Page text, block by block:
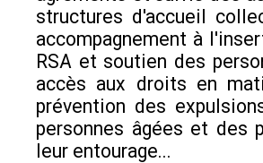
structures d'accueil
accompagnement à
RSA et soutien des
accès aux droits en
prévention des
personnes âgées et des
leur entourage...